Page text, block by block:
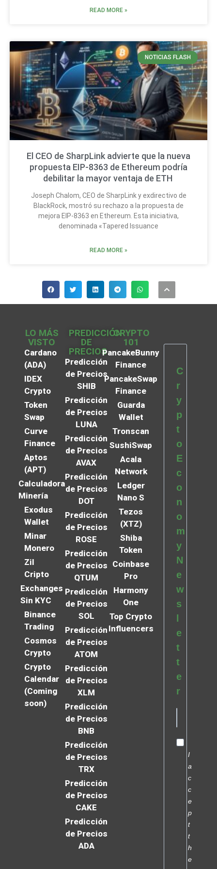
READ MORE »
NOTICIAS FLASH
El CEO de SharpLink advierte que la nueva
propuesta EIP-8363 de Ethereum podría
debilitar la mayor ventaja de ETH
Joseph Chalom, CEO de SharpLink y exdirectivo de
BlackRock, mostró su rechazo a la propuesta de
mejora EIP-8363 en Ethereum. Esta iniciativa,
denominada «Tapered Issuance
READ MORE »
LO MÁS
VISTO
Cardano
(ADA)
IDEX
Crypto
Token
Swap
Curve
Finance
Aptos
(APT)
Calculadora
Minería
Exodus
Wallet
Minar
Monero
Zil
Cripto
Exchanges
Sin KYC
Binance
Trading
Cosmos
Crypto
Crypto
Calendar
(Coming
soon)
PREDICCIÓN
DE
PRECIOS
Predicción
de Precios
SHIB
Predicción
de Precios
LUNA
Predicción
de Precios
AVAX
Predicción
de Precios
DOT
Predicción
de Precios
ROSE
Predicción
de Precios
QTUM
Predicción
de Precios
SOL
Predicción
de Precios
ATOM
Predicción
de Precios
XLM
Predicción
de Precios
BNB
Predicción
de Precios
TRX
Predicción
de Precios
CAKE
Predicción
de Precios
ADA
CRYPTO
101
PancakeBunny
Finance
PancakeSwap
Finance
Guarda
Wallet
Tronscan
SushiSwap
Acala
Network
Ledger
Nano S
Tezos
(XTZ)
Shiba
Token
Coinbase
Pro
Harmony
One
Top Crypto
Influencers
C
r
y
p
t
o
E
c
o
n
o
m
y
N
e
w
s
e
t
t
e
r
I
a
c
c
e
p
t
t
h
e